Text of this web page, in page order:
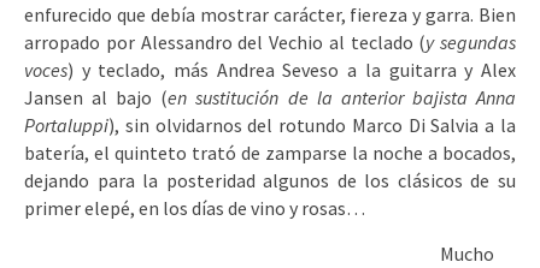
enfurecido que debía mostrar carácter, fiereza y garra. Bien
arropado por Alessandro del Vechio al teclado (y segundas
voces) y teclado, más Andrea Seveso a la guitarra y Alex
Jansen al bajo (en sustitución de la anterior bajista Anna
Portaluppi), sin olvidarnos del rotundo Marco Di Salvia a la
batería, el quinteto trató de zamparse la noche a bocados,
dejando para la posteridad algunos de los clásicos de su
primer elepé, en los días de vino y rosas…
Mucho